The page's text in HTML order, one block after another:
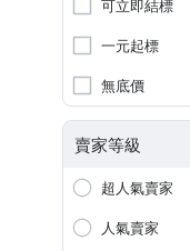
可立即結標
一元起標
無底價
賣家等級
超人氣賣家
人氣賣家